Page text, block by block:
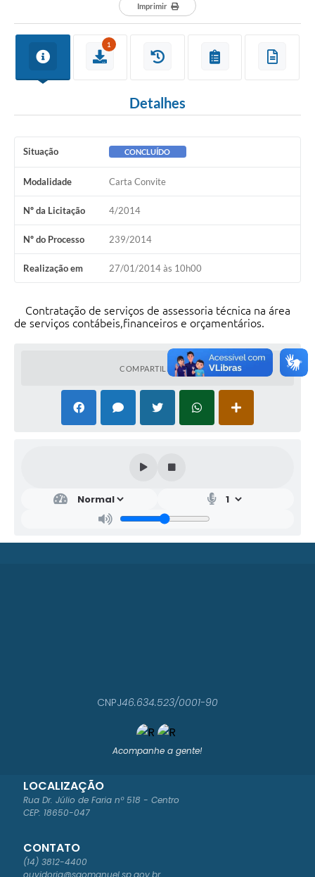
Imprimir
1
Detalhes
Situação CONCLUÍDO
Modalidade Carta Convite
Nº da Licitação 4/2014
Nº do Processo 239/2014
Realização em 27/01/2014 às 10h00
Contratação de serviços de assessoria técnica na área
de serviços contábeis,financeiros e orçamentários.
COMPARTILHAR
Acompanhe a gente!
LOCALIZAÇÃO
Rua Dr. Júlio de Faria nº 518 - Centro
CEP: 18650-047
CONTATO
(14) 3812-4400
CNPJ46.634.523/0001-90